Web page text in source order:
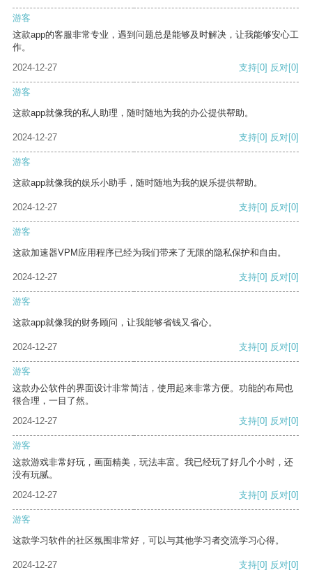
游客
这款app的客服非常专业，遇到问题总是能够及时解决，让我能够安心工
作。
2024-12-27
支持[0] 反对[0]
游客
这款app就像我的私人助理，随时随地为我的办公提供帮助。
2024-12-27 支持[0] 反对[0]
游客
这款app就像我的娱乐小助手，随时随地为我的娱乐提供帮助。
2024-12-27 支持[0] 反对[0]
游客
这款加速器VPM应用程序已经为我们带来了无限的隐私保护和自由。
2024-12-27 支持[0] 反对[0]
游客
这款app就像我的财务顾问，让我能够省钱又省心。
2024-12-27 支持[0] 反对[0]
游客
这款办公软件的界面设计非常简洁，使用起来非常方便。功能的布局也
很合理，一目了然。
2024-12-27
支持[0] 反对[0]
游客
这款游戏非常好玩，画面精美，玩法丰富。我已经玩了好几个小时，还
没有玩腻。
2024-12-27
支持[0] 反对[0]
游客
这款学习软件的社区氛围非常好，可以与其他学习者交流学习心得。
2024-12-27 支持[0] 反对[0]